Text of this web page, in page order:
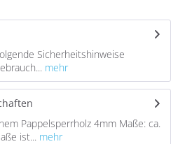
Sicherheitshinweise
mehr
Pappelsperrholz 4mm Maße: ca.
ist... mehr